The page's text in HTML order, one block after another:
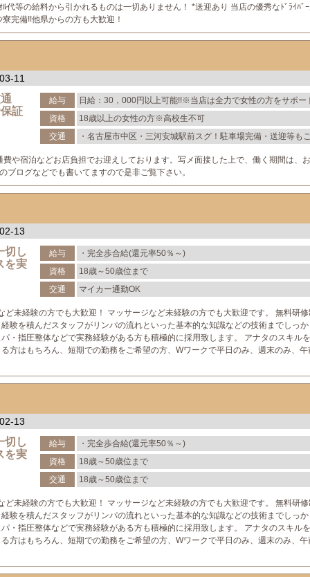
代等の給料から引かれるものは一切ありません！ *送迎あり 当店の優秀なﾄﾞﾗｲﾊﾞ
完備!!他県からの方も大歓迎！
11
証
給与
日給：30，000円以上可能!!※当店は全力で女性の方をサポー
ております!!
資格
18歳以上の女性の方※高校生不可
交通
・名古屋市中区・三河安城駅前スグ！駐車場完備・送迎等も
や宿泊などお店負担でお迎えしております。写メ面接した上で、働く期間は、
ログなどでも書いてますので是非ご覧下さい。
13
切し
を実
給与
・完全歩合給(還元率50％～)
資格
18歳～50歳位まで
交通
マイカー通勤OK
未経験の方でも大歓迎！ マッサージなど未経験の方でも大歓迎です。 無料研
験を積んだスタッフがリンパの流れといった基本的な知識などの技術までしっ
・指圧整体などで実務経験がある方も積極的に採用致します。 アナタのスキル
方はもちろん、短期での勤務をご希望の方、Wワークで平日のみ、週末のみ、
13
切し
を実
給与
・完全歩合給(還元率50％～)
資格
18歳～50歳位まで
交通
18歳～50歳位まで
未経験の方でも大歓迎！ マッサージなど未経験の方でも大歓迎です。 無料研
験を積んだスタッフがリンパの流れといった基本的な知識などの技術までしっ
・指圧整体などで実務経験がある方も積極的に採用致します。 アナタのスキル
方はもちろん、短期での勤務をご希望の方、Wワークで平日のみ、週末のみ、